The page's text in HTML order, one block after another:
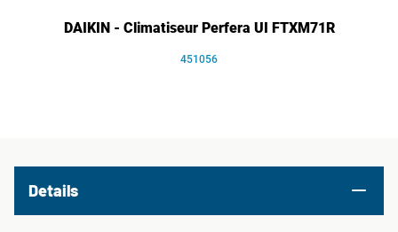
DAIKIN - Climatiseur Perfera UI FTXM71R
451056
Details